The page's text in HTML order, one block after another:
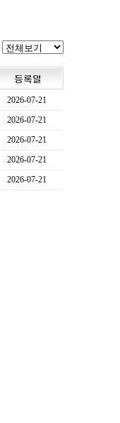
2026-07-21
2026-07-21
2026-07-21
2026-07-21
2026-07-21